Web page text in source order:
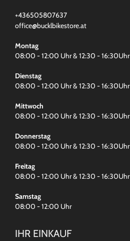
+436505807637
office@bucklbikestore.at
Montag
08:00 - 12:00 Uhr & 12:30 - 16:30Uhr
Dienstag
08:00 - 12:00 Uhr & 12:30 - 16:30Uhr
Mittwoch
08:00 - 12:00 Uhr & 12:30 - 16:30Uhr
Donnerstag
08:00 - 12:00 Uhr & 12:30 - 16:30Uhr
Freitag
08:00 - 12:00 Uhr & 12:30 - 16:30Uhr
Samstag
08:00 - 12:00 Uhr
IHR EINKAUF